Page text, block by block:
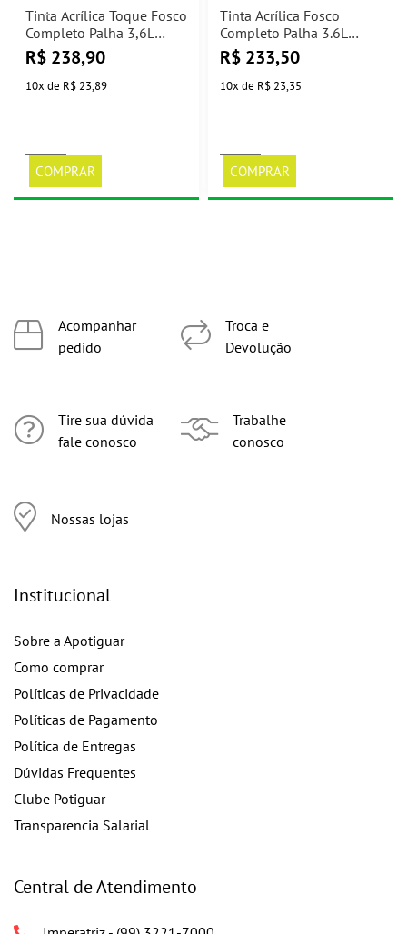
Tinta Acrílica Toque Fosco
Completo Palha 3,6L
Suvinil
R$ 238,90
10x de R$ 23,89
COMPRAR
Tinta Acrílica Fosco
Completo Palha 3.6L
Suvinil
R$ 233,50
10x de R$ 23,35
COMPRAR
Acompanhar
pedido
Tire sua dúvida
fale conosco
Nossas lojas
Troca e
Devolução
Trabalhe
conosco
Institucional
Sobre a Apotiguar
Como comprar
Políticas de Privacidade
Políticas de Pagamento
Política de Entregas
Dúvidas Frequentes
Clube Potiguar
Transparencia Salarial
Central de Atendimento